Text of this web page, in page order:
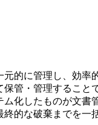
的に管理し、効率
管・管理すること
化したものが文書
的な破棄までを一